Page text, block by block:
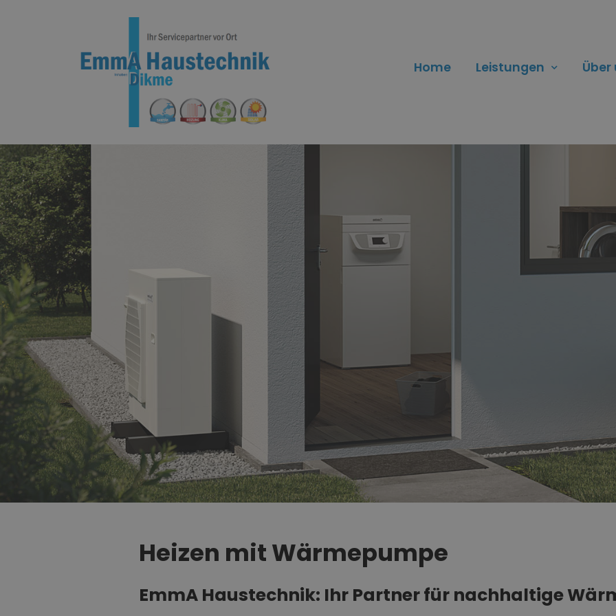
Home Leistungen Über
Heizen mit Wärmepumpe
EmmA Haustechnik: Ihr Partner für nachhaltige